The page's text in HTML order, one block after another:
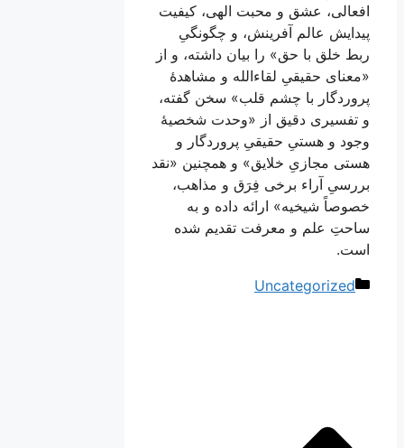
افعالی، عشق و محبت الهی، کیفیت
پیدایش عالم آفرینش، و چگونگیِ
ربط خلق با حق» را بیان داشته، و از
«معنای حقیقیِ لقاء‌الله و مشاهدۀ
پروردگار با چشم قلب» سخن گفته،
و تفسیری دقیق از «وحدت شخصیۀ
وجود و هستیِ حقیقیِ پروردگار و
هستی مجازیِ خلایق» و همچنین «نقد
بررسیِ آراء برخی فِرَق و مذاهب،
خصوصاً شیخیه» ارائه داده و به
ساحتِ علم و معرفت تقدیم شده
است.
دسته‌ها
Uncategorized